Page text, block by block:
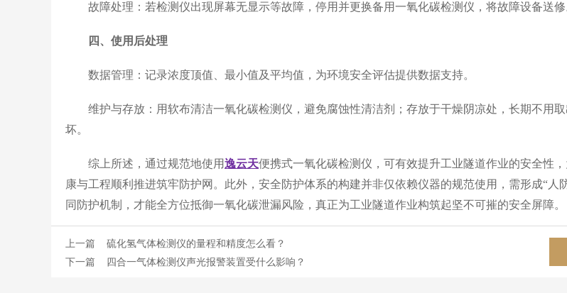
故障处理：若检测仪出现屏幕无显示等故障，停用并更换备用一氧化碳检测仪，将故障设备送修
四、使用后处理
数据管理：记录浓度顶值、最小值及平均值，为环境安全评估提供数据支持。
维护与存放：用软布清洁一氧化碳检测仪，避免腐蚀性清洁剂；存放于干燥阴凉处，长期不用取
坏。
综上所述，通过规范地使用逸云天便携式一氧化碳检测仪，可有效提升工业隧道作业的安全性
康与工程顺利推进筑牢防护网。此外，安全防护体系的构建并非仅依赖仪器的规范使用，需形成“人
同防护机制，才能全方位抵御一氧化碳泄漏风险，真正为工业隧道作业构筑起坚不可摧的安全屏障。
上一篇 硫化氢气体检测仪的量程和精度怎么看？
下一篇 四合一气体检测仪声光报警装置受什么影响？